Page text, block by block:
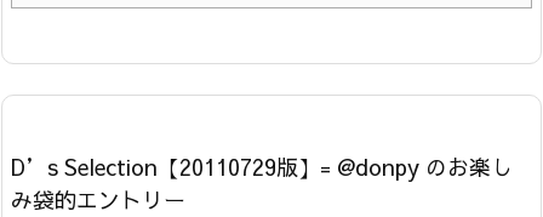
D’s Selection【20110729版】= @donpy のお楽し
み袋的エントリー